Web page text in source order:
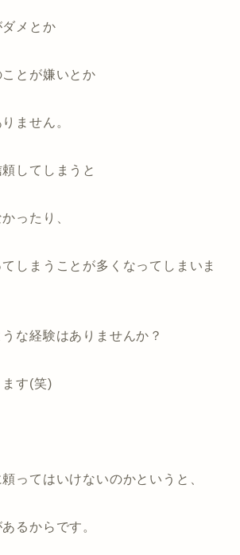
メとか
とが嫌いとか
ません。
してしまうと
ったり、
しまうことが多くなってしまいま
な経験はありませんか？
す(笑)
ってはいけないのかというと、
るからです。